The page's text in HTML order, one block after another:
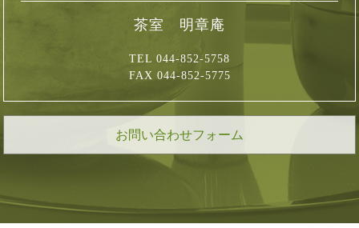
茶室 明章庵
TEL 044-852-5758
FAX 044-852-5775
お問い合わせフォーム